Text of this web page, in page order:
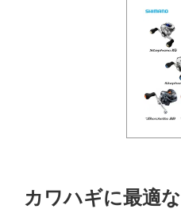
カワハギに最適